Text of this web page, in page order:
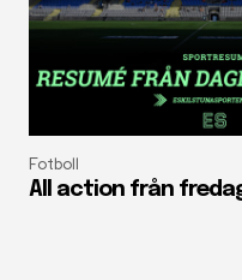
Fotboll
All action från